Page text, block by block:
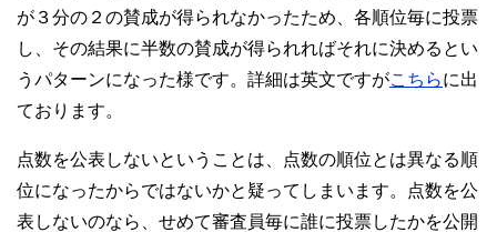
が３分の２の賛成が得られなかったため、各順位毎に投票
し、その結果に半数の賛成が得られればそれに決めるとい
うパターンになった様です。詳細は英文ですがこちらに出
ております。
点数を公表しないということは、点数の順位とは異なる順
位になったからではないかと疑ってしまいます。点数を公
表しないのなら、せめて審査員毎に誰に投票したかを公開